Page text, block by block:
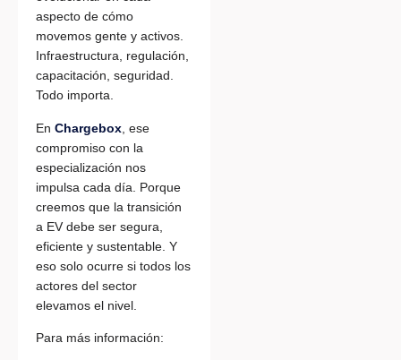
aspecto de cómo
movemos gente y activos.
Infraestructura, regulación,
capacitación, seguridad.
Todo importa.
En Chargebox , ese
compromiso con la
especialización nos
impulsa cada día. Porque
creemos que la transición
a EV debe ser segura,
eficiente y sustentable. Y
eso solo ocurre si todos los
actores del sector
elevamos el nivel.
Para más información: